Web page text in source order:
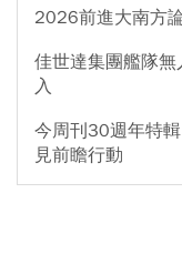
2026前進大南方
佳世達集團艦隊
入
今周刊30週年特
見前瞻行動